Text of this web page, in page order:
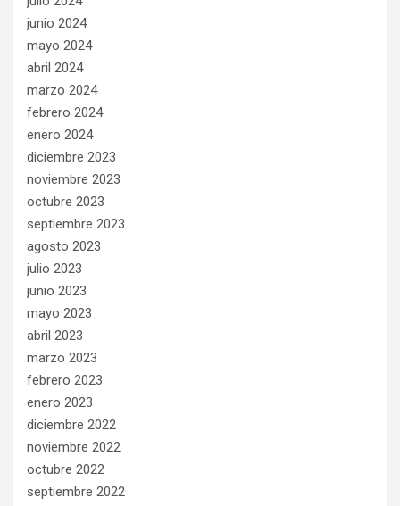
junio 2024
mayo 2024
abril 2024
marzo 2024
febrero 2024
enero 2024
diciembre 2023
noviembre 2023
octubre 2023
septiembre 2023
agosto 2023
julio 2023
junio 2023
mayo 2023
abril 2023
marzo 2023
febrero 2023
enero 2023
diciembre 2022
noviembre 2022
octubre 2022
septiembre 2022